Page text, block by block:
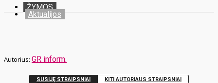
ŽYMOS
Aktualijos
GR inform.
SUSIJĘ STRAIPSNIAI KITI AUTORIAUS STRAIPSNIAI